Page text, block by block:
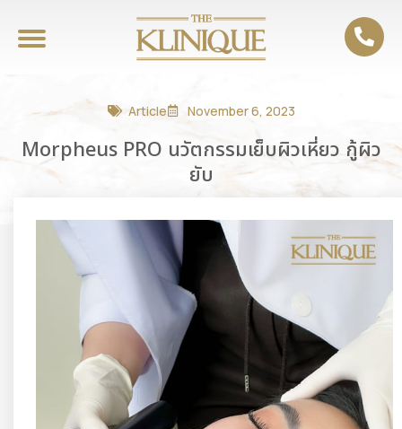
Article November 6, 2023
Morpheus PRO นวัตกรรมเย็บผิวเหี่ยว กู้ผิว
ยับ